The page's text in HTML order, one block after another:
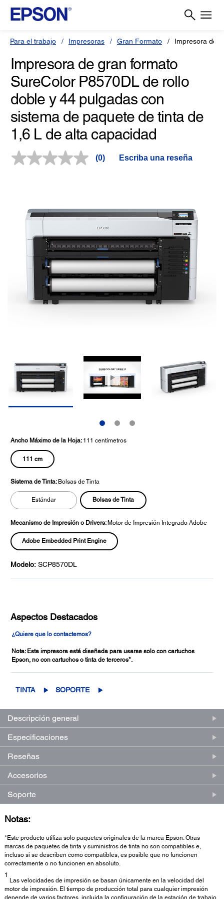
Para el trabajo Impresoras Gran Formato Impresora de
Impresora de gran formato
SureColor P8570DL de rollo
doble y 44 pulgadas con
sistema de paquete de tinta de
1,6 L de alta capacidad
Sin
página.
(0) Escriba una reseña
Ancho Máximo de la Hoja: 111 centímetros
111 cm
Sistema de Tinta: Bolsas de Tinta
Estándar Bolsas de Tinta
Mecanismo de Impresión o Drivers: Motor de Impresión Integrado Adobe
Adobe Embedded Print Engine
Modelo: SCP8570DL
Aspectos Destacados
¿Quiere que lo contactemos?
Nota: Esta impresora está diseñada para usarse solo con cartuchos
Epson, no con cartuchos o tinta de terceros*.
TINTA SOPORTE
Descripción general
Especificaciones
Reseñas
Accesorios
Soporte
Notas:
*Este producto utiliza solo paquetes originales de la marca Epson. Otras
marcas de paquetes de tinta y suministros de tinta no son compatibles e,
incluso si se describen como compatibles, es posible que no funcionen
correctamente o no funcionen en absoluto.
1
Las velocidades de impresión se basan únicamente en la velocidad del
motor de impresión. El tiempo de producción total para cualquier impresión